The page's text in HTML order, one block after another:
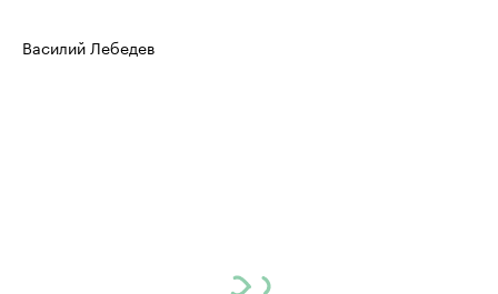
Василий Лебедев